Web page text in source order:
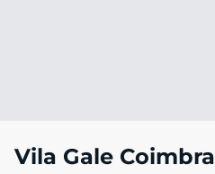
Vila Gale Coimbra